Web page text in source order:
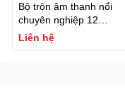
Bộ trộn âm thanh nổi
chuyên nghiệp 12
kênh FONESTAR MIX-
Liên hệ